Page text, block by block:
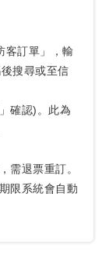
訂單」，輸
搜尋或至信
認)。此為
需退票重訂。
限系統會自動